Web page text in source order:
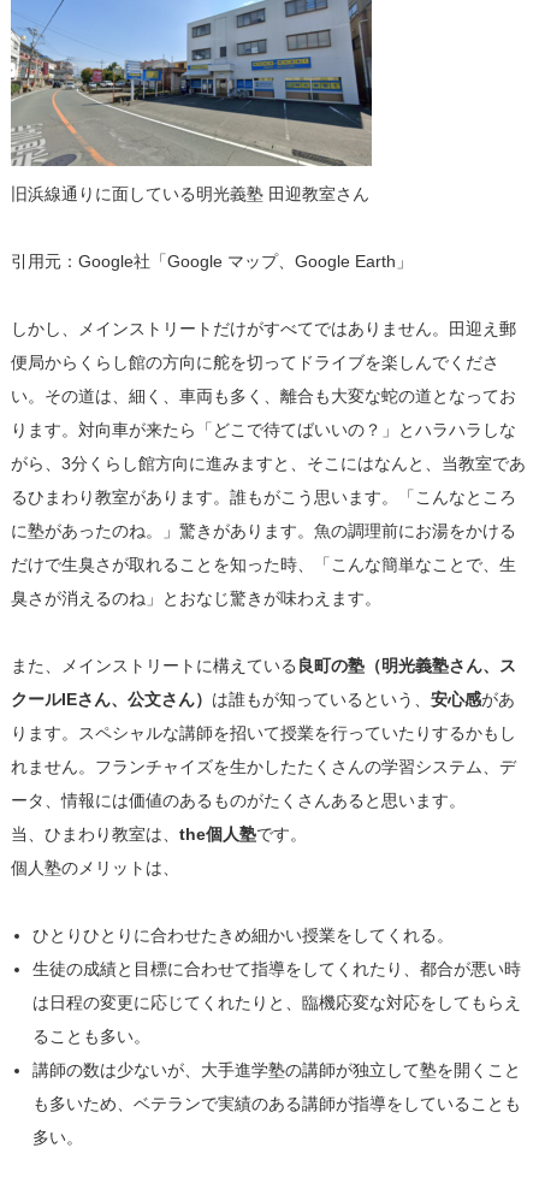
旧浜線通りに面している明光義塾 田迎教室さん
引用元：Google社「Google マップ、Google Earth」
しかし、メインストリートだけがすべてではありません。田迎え郵
便局からくらし館の方向に舵を切ってドライブを楽しんでくださ
い。その道は、細く、車両も多く、離合も大変な蛇の道となってお
ります。対向車が来たら「どこで待てばいいの？」とハラハラしな
がら、3分くらし館方向に進みますと、そこにはなんと、当教室であ
るひまわり教室があります。誰もがこう思います。「こんなところ
に塾があったのね。」驚きがあります。魚の調理前にお湯をかける
だけで生臭さが取れることを知った時、「こんな簡単なことで、生
臭さが消えるのね」とおなじ驚きが味わえます。
また、メインストリートに構えている 良町の塾（明光義塾さん、ス
クールIEさん、公文さん） は誰もが知っているという、 安心感があ
ります。スペシャルな講師を招いて授業を行っていたりするかもし
れません。フランチャイズを生かしたたくさんの学習システム、デ
ータ、情報には価値のあるものがたくさんあると思います。
当、ひまわり教室は、 the個人塾です。
個人塾のメリットは、
ひとりひとりに合わせたきめ細かい授業をしてくれる。
生徒の成績と目標に合わせて指導をしてくれたり、都合が悪い時
は日程の変更に応じてくれたりと、臨機応変な対応をしてもらえ
ることも多い。
講師の数は少ないが、大手進学塾の講師が独立して塾を開くこと
も多いため、ベテランで実績のある講師が指導をしていることも
多い。